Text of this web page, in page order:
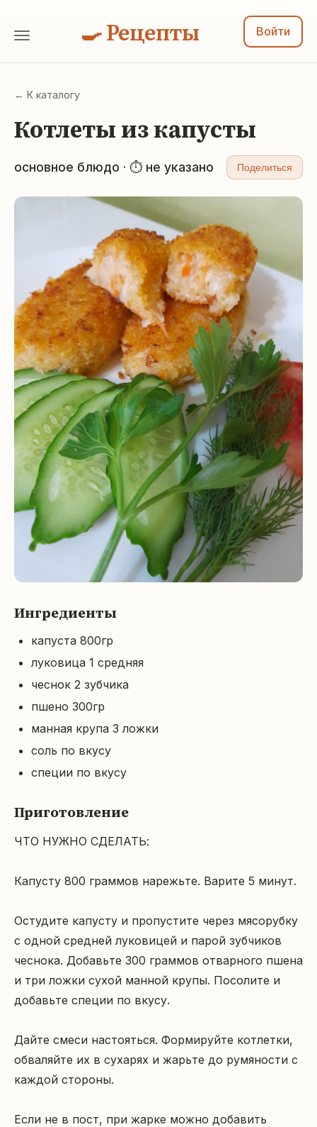
🍳 Рецепты Войти
← К каталогу
Котлеты из капусты
основное блюдо · ⏱ не указано Поделиться
Ингредиенты
капуста 800гр
луковица 1 средняя
чеснок 2 зубчика
пшено 300гр
манная крупа 3 ложки
соль по вкусу
специи по вкусу
Приготовление
ЧТО НУЖНО СДЕЛАТЬ:
Капусту 800 граммов нарежьте. Варите 5 минут.
Остудите капусту и пропустите через мясорубку
с одной средней луковицей и парой зубчиков
чеснока. Добавьте 300 граммов отварного пшена
и три ложки сухой манной крупы. Посолите и
добавьте специи по вкусу.
Дайте смеси настояться. Формируйте котлетки,
обваляйте их в сухарях и жарьте до румяности с
каждой стороны.
Если не в пост, при жарке можно добавить